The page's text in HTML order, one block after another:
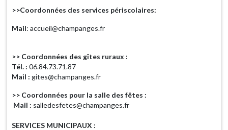
>>Coordonnées des services périscolaires:
Mail: accueil@champanges.fr
>> Coordonnées des gîtes ruraux :
Tél. : 06.84.73.71.87
Mail : gites@champanges.fr
>> Coordonnées pour la salle des fêtes :
Mail : salledesfetes@champanges.fr
SERVICES MUNICIPAUX :